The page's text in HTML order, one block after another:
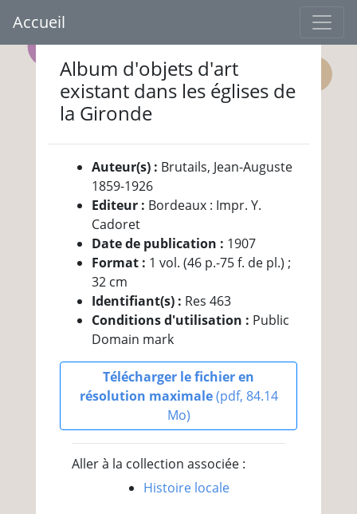
Accueil
Album d'objets d'art
existant dans les églises de
la Gironde
Auteur(s) : Brutails, Jean-Auguste
1859-1926
Editeur : Bordeaux : Impr. Y.
Cadoret
Date de publication : 1907
Format : 1 vol. (46 p.-75 f. de pl.) ;
32 cm
Identifiant(s) : Res 463
Conditions d'utilisation : Public
Domain mark
Télécharger le fichier en
résolution maximale(pdf, 84.14
Mo)
Aller à la collection associée :
Histoire locale